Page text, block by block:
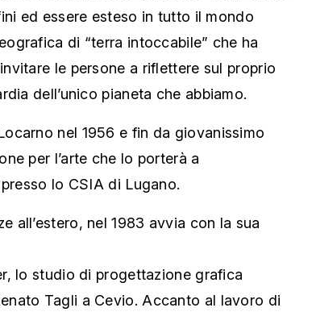
ed essere esteso in tutto il mondo
di “terra intoccabile” che ha
le persone a riflettere sul proprio
dell’unico pianeta che abbiamo.
nel 1956 e fin da giovanissimo
per l’arte che lo porterà a
lo CSIA di Lugano.
all’estero, nel 1983 avvia con la sua
lo studio di progettazione grafica
Tagli a Cevio. Accanto al lavoro di